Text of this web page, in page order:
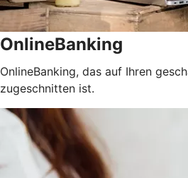
OnlineBanking
OnlineBanking, das auf Ihren
zugeschnitten ist.